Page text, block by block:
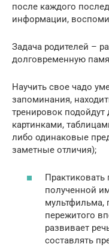
после каждого
информации,
Задача родителей –
долговременную
Научить свое чадо
запоминания,
тренировок
картинками,
либо одинаковые
заметные отличия);
полученной
мультфильма,
пережитого
развивает
составлять